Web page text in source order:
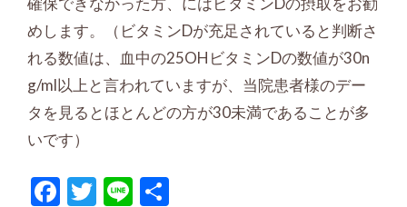
めします。（ビタミンDが充足されていると判断さ
れる数値は、血中の25OHビタミンDの数値が30n
g/ml以上と言われていますが、当院患者様のデー
タを見るとほとんどの方が30未満であることが多
いです）
F
T
Li